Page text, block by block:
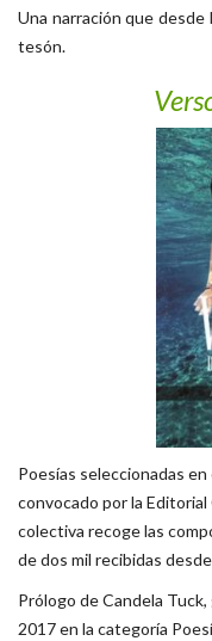
Una narración que desde
tesón.
Poesías seleccionadas
convocado por la
colectiva recoge las
de dos mil recibidas
Prólogo de Candela
2017 en la categoría